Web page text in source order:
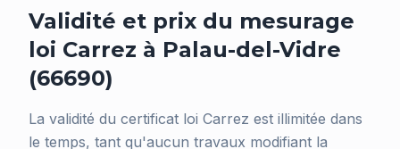
Validité et prix du mesurage
loi Carrez à Palau-del-Vidre
(66690)
La validité du certificat loi Carrez est illimitée dans
le temps, tant qu'aucun travaux modifiant la